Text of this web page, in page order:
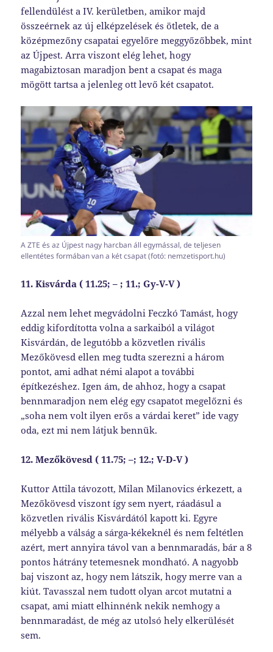
fellendülést a IV. kerületben, amikor majd
összeérnek az új elképzelések és ötletek, de a
középmezőny csapatai egyelőre meggyőzőbbek, mint
az Újpest. Arra viszont elég lehet, hogy
magabiztosan maradjon bent a csapat és maga
mögött tartsa a jelenleg ott levő két csapatot.
A ZTE és az Újpest nagy harcban áll egymással, de teljesen
ellentétes formában van a két csapat (fotó: nemzetisport.hu)
11. Kisvárda ( 11.25; – ; 11.; Gy-V-V )
Azzal nem lehet megvádolni Feczkó Tamást, hogy
eddig kifordította volna a sarkaiból a világot
Kisvárdán, de legutóbb a közvetlen rivális
Mezőkövesd ellen meg tudta szerezni a három
pontot, ami adhat némi alapot a további
építkezéshez. Igen ám, de ahhoz, hogy a csapat
bennmaradjon nem elég egy csapatot megelőzni és
„soha nem volt ilyen erős a várdai keret” ide vagy
oda, ezt mi nem látjuk bennük.
12. Mezőkövesd ( 11.75; –; 12.; V-D-V )
Kuttor Attila távozott, Milan Milanovics érkezett, a
Mezőkövesd viszont így sem nyert, ráadásul a
közvetlen rivális Kisvárdától kapott ki. Egyre
mélyebb a válság a sárga-kékeknél és nem feltétlen
azért, mert annyira távol van a bennmaradás, bár a 8
pontos hátrány tetemesnek mondható. A nagyobb
baj viszont az, hogy nem látszik, hogy merre van a
kiút. Tavasszal nem tudott olyan arcot mutatni a
csapat, ami miatt elhinnénk nekik nemhogy a
bennmaradást, de még az utolsó hely elkerülését
sem.